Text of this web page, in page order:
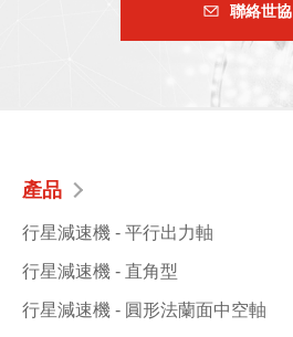
聯絡世協
產品
行星減速機 - 平行出力軸
行星減速機 - 直角型
行星減速機 - 圓形法蘭面中空軸